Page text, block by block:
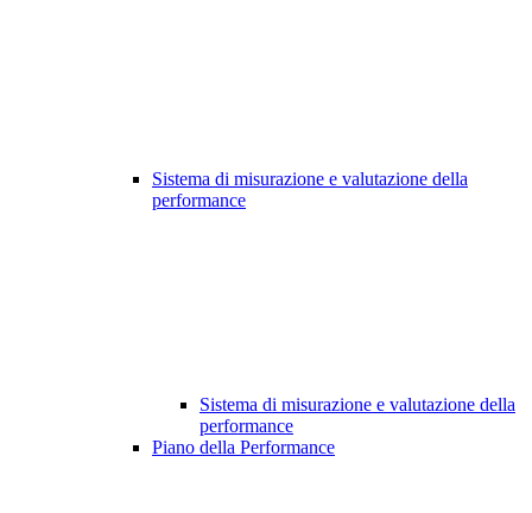
Sistema di misurazione e valutazione della
performance
Sistema di misurazione e valutazione della
performance
Piano della Performance